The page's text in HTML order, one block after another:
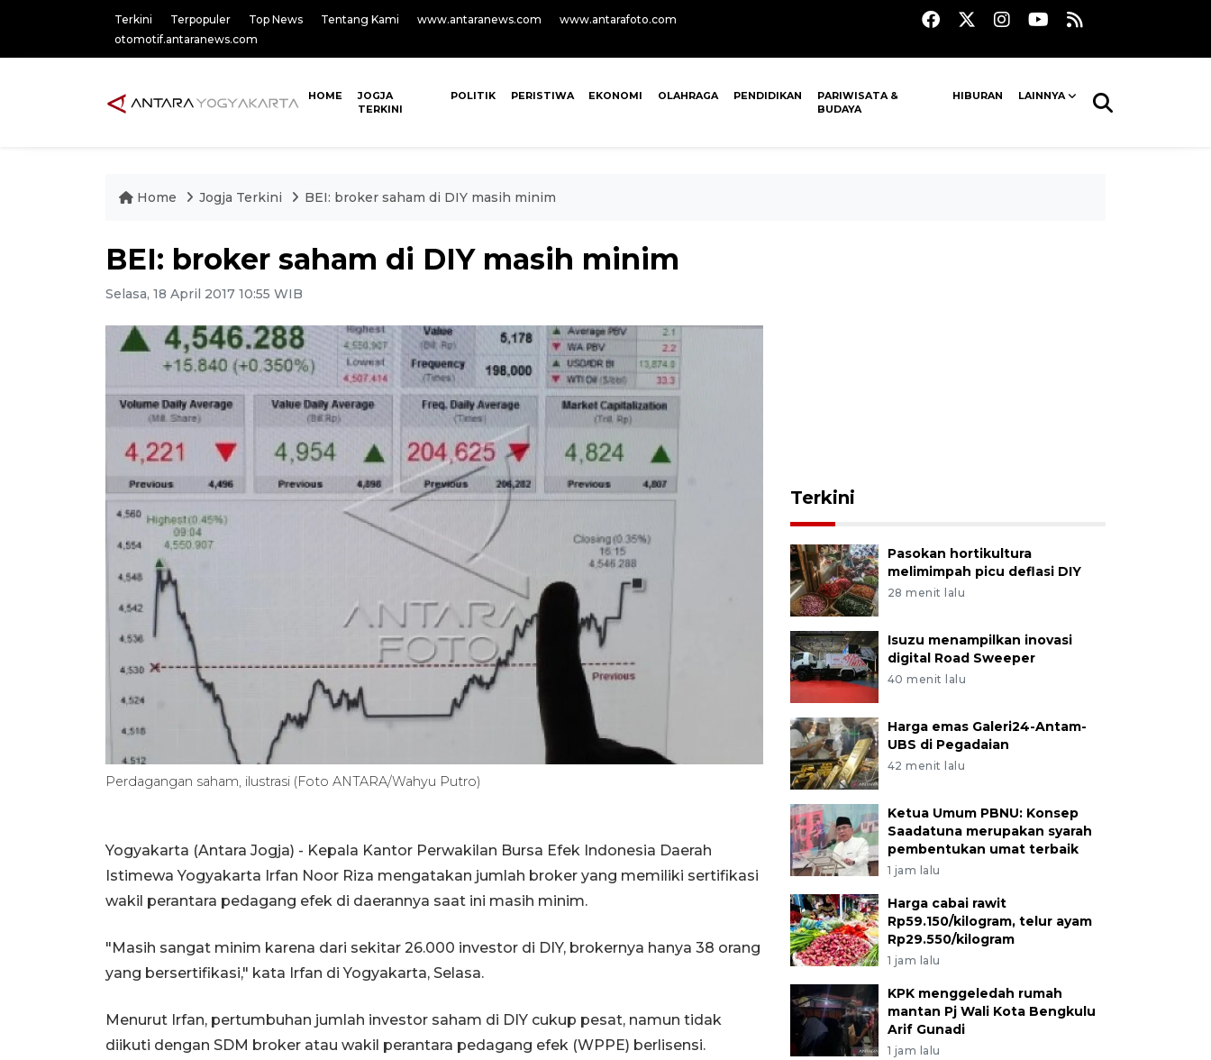
Terkini Terpopuler Top News Tentang Kami www.antaranews.com
www.antarafoto.com
otomotif.antaranews.com
HOME
JOGJA
TERKINI
POLITIK PERISTIWA EKONOMI OLAHRAGA PENDIDIKAN
PARIWISATA &
BUDAYA
HIBURAN LAINNYA
Home Jogja Terkini BEI: broker saham di DIY masih minim
BEI: broker saham di DIY masih minim
Selasa, 18 April 2017 10:55 WIB
Perdagangan saham, ilustrasi (Foto ANTARA/Wahyu Putro)
Yogyakarta (Antara Jogja) - Kepala Kantor Perwakilan Bursa Efek Indonesia Daerah
Istimewa Yogyakarta Irfan Noor Riza mengatakan jumlah broker yang memiliki sertifikasi
wakil perantara pedagang efek di daerannya saat ini masih minim.
"Masih sangat minim karena dari sekitar 26.000 investor di DIY, brokernya hanya 38 orang
yang bersertifikasi," kata Irfan di Yogyakarta, Selasa.
Menurut Irfan, pertumbuhan jumlah investor saham di DIY cukup pesat, namun tidak
diikuti dengan SDM broker atau wakil perantara pedagang efek (WPPE) berlisensi.
Terkini
Pasokan hortikultura
melimimpah picu deflasi DIY
28 menit lalu
Isuzu menampilkan inovasi
digital Road Sweeper
40 menit lalu
Harga emas Galeri24-Antam-
UBS di Pegadaian
42 menit lalu
Ketua Umum PBNU: Konsep
Saadatuna merupakan syarah
pembentukan umat terbaik
1 jam lalu
Harga cabai rawit
Rp59.150/kilogram, telur ayam
Rp29.550/kilogram
1 jam lalu
KPK menggeledah rumah
mantan Pj Wali Kota Bengkulu
Arif Gunadi
1 jam lalu